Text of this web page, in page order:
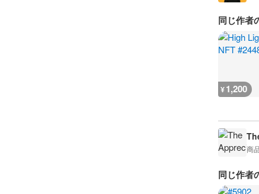
同じ作者
¥1,200
商
同じ作者